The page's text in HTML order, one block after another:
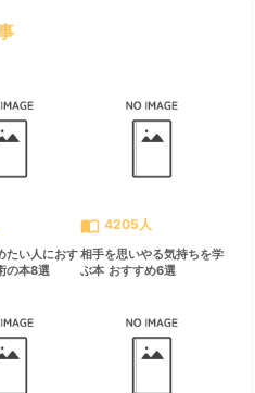
たい人におす
の本8選
import_contacts 4205人
相手を思いやる気持ちを学
ぶ本 おすすめ6選